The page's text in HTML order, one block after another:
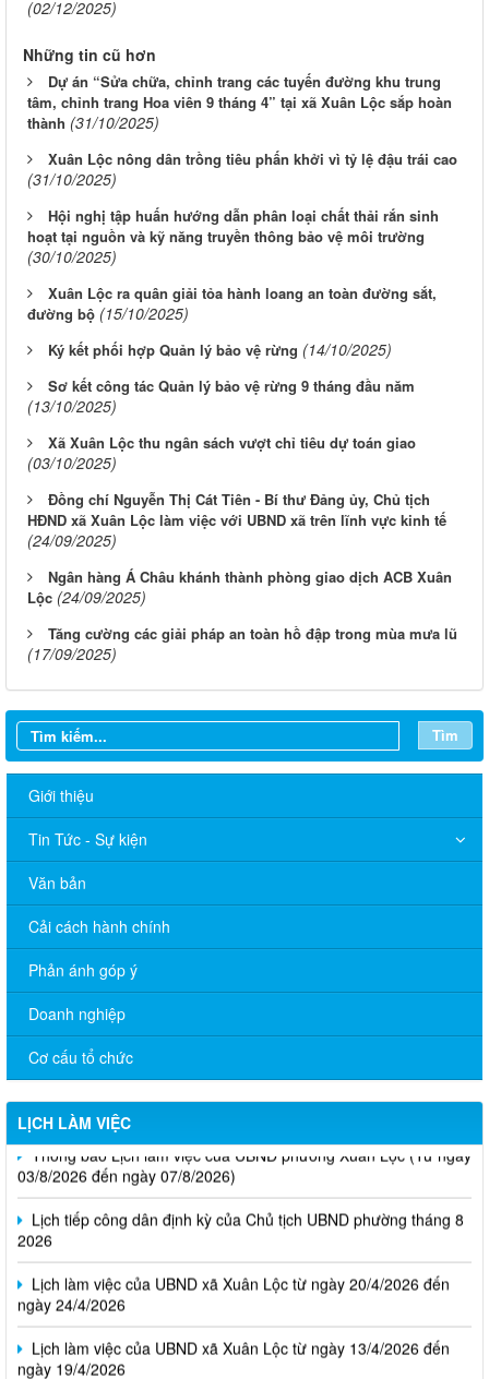
(02/12/2025)
Những tin cũ hơn
Dự án “Sửa chữa, chỉnh trang các tuyến đường khu trung
tâm, chỉnh trang Hoa viên 9 tháng 4” tại xã Xuân Lộc sắp hoàn
thành (31/10/2025)
Xuân Lộc nông dân trồng tiêu phấn khởi vì tỷ lệ đậu trái cao
(31/10/2025)
Hội nghị tập huấn hướng dẫn phân loại chất thải rắn sinh
hoạt tại nguồn và kỹ năng truyền thông bảo vệ môi trường
(30/10/2025)
Xuân Lộc ra quân giải tỏa hành loang an toàn đường sắt,
đường bộ (15/10/2025)
Ký kết phối hợp Quản lý bảo vệ rừng (14/10/2025)
Sơ kết công tác Quản lý bảo vệ rừng 9 tháng đầu năm
(13/10/2025)
Xã Xuân Lộc thu ngân sách vượt chỉ tiêu dự toán giao
(03/10/2025)
Đồng chí Nguyễn Thị Cát Tiên - Bí thư Đảng ủy, Chủ tịch
HĐND xã Xuân Lộc làm việc với UBND xã trên lĩnh vực kinh tế
(24/09/2025)
Ngân hàng Á Châu khánh thành phòng giao dịch ACB Xuân
Lộc (24/09/2025)
Tăng cường các giải pháp an toàn hồ đập trong mùa mưa lũ
(17/09/2025)
Tìm
Giới thiệu
Tin Tức - Sự kiện
Văn bản
Cải cách hành chính
Phản ánh góp ý
Doanh nghiệp
Cơ cấu tổ chức
LỊCH LÀM VIỆC
Thông báo Lịch làm việc của UBND phường Xuân Lộc (Từ ngày
03/8/2026 đến ngày 07/8/2026)
Lịch tiếp công dân định kỳ của Chủ tịch UBND phường tháng 8
2026
Lịch làm việc của UBND xã Xuân Lộc từ ngày 20/4/2026 đến
ngày 24/4/2026
Lịch làm việc của UBND xã Xuân Lộc từ ngày 13/4/2026 đến
ngày 19/4/2026